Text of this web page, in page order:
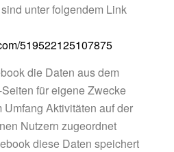
unter folgendem Link
519522125107875
die Daten aus dem
für eigene Zwecke
Aktivitäten auf der
Nutzern zugeordnet
diese Daten speichert